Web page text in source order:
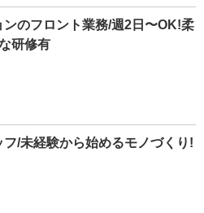
のフロント業務/週2⽇〜OK!柔
研修有
/未経験から始めるモノづくり!